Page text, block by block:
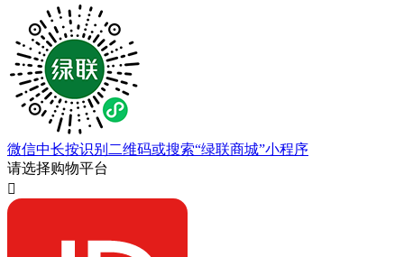
微信中长按识别二维码或搜索“绿联商城”小程序
请选择购物平台
